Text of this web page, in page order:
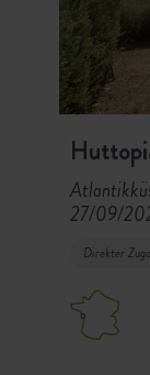
27/09/
Direkter